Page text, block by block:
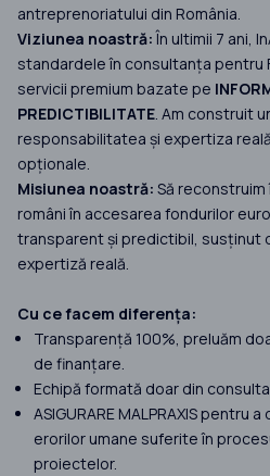
antreprenoriatului din România.
Viziunea noastră:În ultimii 7 ani,
standardele în consultanța pentru
servicii premium bazate pe
PREDICTIBILITATE. Am construit
responsabilitatea și expertiza
opționale.
Misiunea noastră: Să
români în accesarea fondurilor
transparent și predictibil, susținut
expertiză reală.
Cu ce facem diferența:
Transparență 100%, preluăm
de finanțare.
Echipă formată doar din
ASIGURARE MALPRAXIS pentru
erorilor umane suferite în
proiectelor.